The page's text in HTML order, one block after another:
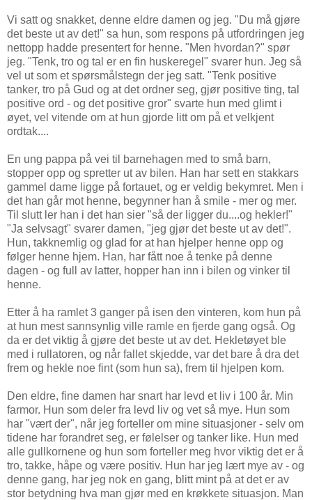
Vi satt og snakket, denne eldre damen og jeg. "Du må gjøre
det beste ut av det!" sa hun, som respons på utfordringen jeg
nettopp hadde presentert for henne. "Men hvordan?" spør
jeg. "Tenk, tro og tal er en fin huskeregel" svarer hun. Jeg så
vel ut som et spørsmålstegn der jeg satt. "Tenk positive
tanker, tro på Gud og at det ordner seg, gjør positive ting, tal
positive ord - og det positive gror" svarte hun med glimt i
øyet, vel vitende om at hun gjorde litt om på et velkjent
ordtak....
En ung pappa på vei til barnehagen med to små barn,
stopper opp og spretter ut av bilen. Han har sett en stakkars
gammel dame ligge på fortauet, og er veldig bekymret. Men i
det han går mot henne, begynner han å smile - mer og mer.
Til slutt ler han i det han sier "så der ligger du....og hekler!"
"Ja selvsagt" svarer damen, "jeg gjør det beste ut av det!".
Hun, takknemlig og glad for at han hjelper henne opp og
følger henne hjem. Han, har fått noe å tenke på denne
dagen - og full av latter, hopper han inn i bilen og vinker til
henne.
Etter å ha ramlet 3 ganger på isen den vinteren, kom hun på
at hun mest sannsynlig ville ramle en fjerde gang også. Og
da er det viktig å gjøre det beste ut av det. Hekletøyet ble
med i rullatoren, og når fallet skjedde, var det bare å dra det
frem og hekle noe fint (som hun sa), frem til hjelpen kom.
Den eldre, fine damen har snart har levd et liv i 100 år. Min
farmor. Hun som deler fra levd liv og vet så mye. Hun som
har "vært der", når jeg forteller om mine situasjoner - selv om
tidene har forandret seg, er følelser og tanker like. Hun med
alle gullkornene og hun som forteller meg hvor viktig det er å
tro, takke, håpe og være positiv. Hun har jeg lært mye av - og
denne gang, har jeg nok en gang, blitt mint på at det er av
stor betydning hva man gjør med en krøkkete situasjon. Man